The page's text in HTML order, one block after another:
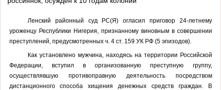
Ленский районный суд РС(Я) огласил приговор 24-летнему
уроженцу Республики Нигерия, признанному виновным в совершении
преступлений, предусмотренных ч. 4 ст. 159 УК РФ (5 эпизодов).
Как установлено мужчина, находясь на территории Российской
Федерации, вступил в организованную преступную группу,
осуществлявшую противоправную деятельность посредством
дистанционного способа хищения денежных средств граждан. В